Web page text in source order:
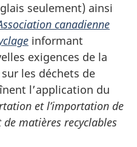
seulement) ainsi
canadienne
informant
exigences de la
les déchets de
l’application du
et l’importation de
matières recyclables